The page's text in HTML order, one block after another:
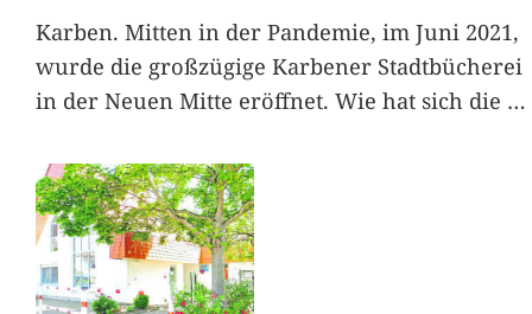
Karben. Mitten in der Pandemie, im Juni 2021,
wurde die großzügige Karbener Stadtbücherei
in der Neuen Mitte eröffnet. Wie hat sich die …